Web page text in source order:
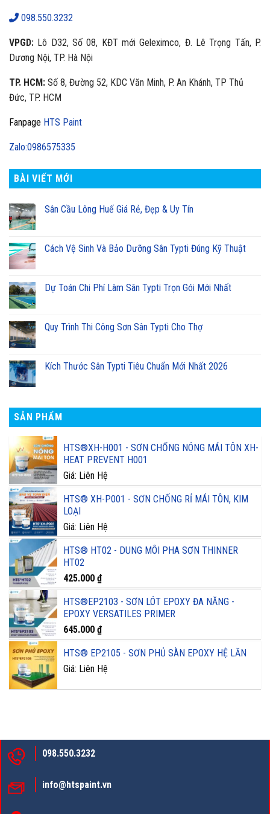
098.550.3232
VPGD: Lô D32, Số 08, KĐT mới Geleximco, Đ. Lê Trọng Tấn, P.
Dương Nội, TP. Hà Nội
TP. HCM: Số 8, Đường 52, KDC Văn Minh, P. An Khánh, TP Thủ
Đức, TP. HCM
Fanpage HTS Paint
Zalo:0986575335
BÀI VIẾT MỚI
Sân Cầu Lông Huế Giá Rẻ, Đẹp & Uy Tín
Cách Vệ Sinh Và Bảo Dưỡng Sân Typti Đúng Kỹ Thuật
Dự Toán Chi Phí Làm Sân Typti Trọn Gói Mới Nhất
Quy Trình Thi Công Sơn Sân Typti Cho Thợ
Kích Thước Sân Typti Tiêu Chuẩn Mới Nhất 2026
SẢN PHẨM
HTS®XH-H001 - SƠN CHỐNG NÓNG MÁI TÔN XH-
HEAT PREVENT H001
Giá: Liên Hệ
HTS® XH-P001 - SƠN CHỐNG RỈ MÁI TÔN, KIM
LOẠI
Giá: Liên Hệ
HTS® HT02 - DUNG MÔI PHA SƠN THINNER
HT02
425.000 ₫
HTS®EP2103 - SƠN LÓT EPOXY ĐA NĂNG -
EPOXY VERSATILES PRIMER
645.000 ₫
HTS® EP2105 - SƠN PHỦ SÀN EPOXY HỆ LĂN
Giá: Liên Hệ
098.550.3232
info@htspaint.vn